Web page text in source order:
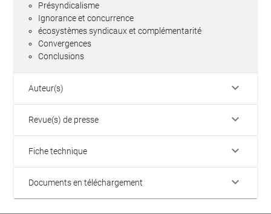
Présyndicalisme
Ignorance et concurrence
écosystèmes syndicaux et complémentarité
Convergences
Conclusions
Auteur(s) keyboard_arrow_down
Revue(s) de presse keyboard_arrow_down
Fiche technique keyboard_arrow_down
Documents en téléchargement keyboard_arrow_down